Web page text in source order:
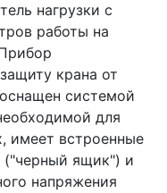
нагрузки с
работы на
крана от
системой
для
имеет встроенные
("черный ящик") и
напряжения